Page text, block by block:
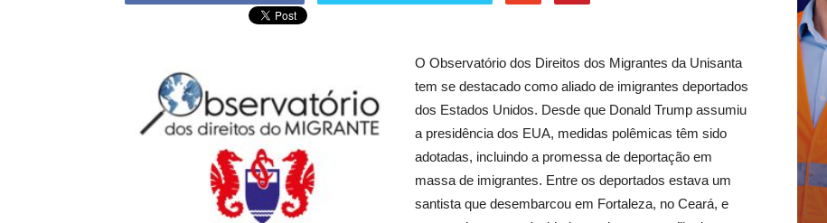
O Observatório dos Direitos dos Migrantes da Unisanta
tem se destacado como aliado de imigrantes deportados
dos Estados Unidos. Desde que Donald Trump assumiu
a presidência dos EUA, medidas polêmicas têm sido
adotadas, incluindo a promessa de deportação em
massa de imigrantes. Entre os deportados estava um
santista que desembarcou em Fortaleza, no Ceará, e